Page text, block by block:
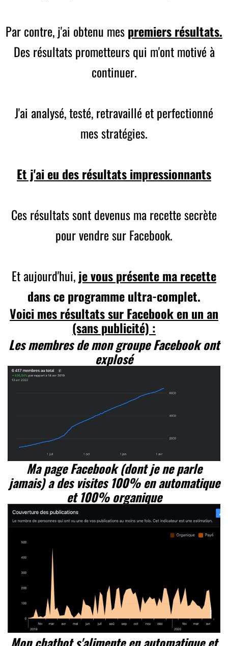
Par contre, j'ai obtenu mespremiers résultats.
Des résultats prometteurs qui m'ont motivé à
continuer.
J'ai analysé, testé, retravaillé et perfectionné
mes stratégies.
Et j'ai eu des résultats impressionnants
Ces résultats sont devenus ma recette secrète
pour vendre sur Facebook.
Et aujourd'hui,je vous présente ma recette
dans ce programme ultra-complet.
Voici mes résultats sur Facebook en un an
(sans publicité) :
Les membres de mon groupe Facebook ont
explosé
Ma page Facebook (dont je ne parle
jamais) a des visites 100% en automatique
et 100% organique
Mon chatbot s'alimente en automatique et